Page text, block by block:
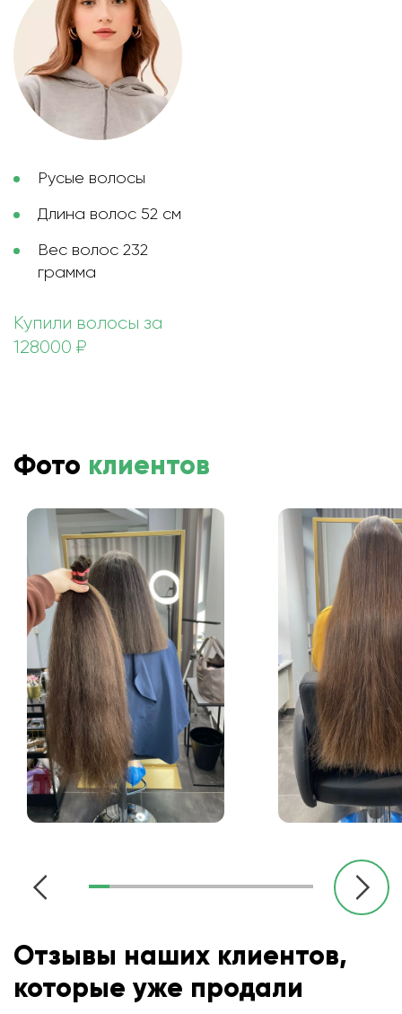
Русые волосы
Длина волос 52 см
Вес волос 232
грамма
Купили волосы за
128000 ₽
Фото клиентов
Отзывы наших клиентов,
которые уже продали